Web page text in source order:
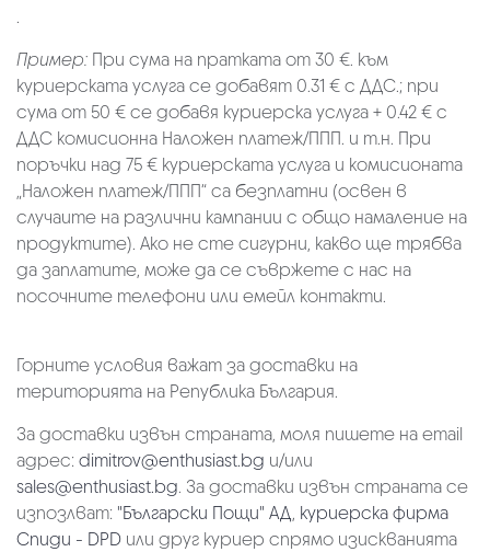
.
Пример: При сума на пратката от 30 €. към
куриерската услуга се добавят 0.31 € с ДДС.; при
сума от 50 € се добавя куриерска услуга + 0.42 € с
ДДС комисионна Наложен платеж/ППП. и т.н. При
поръчки над 75 € куриерската услуга и комисионата
„Наложен платеж/ППП“ са безплатни (освен в
случаите на различни кампании с общо намаление на
продуктите). Ако не сте сигурни, какво ще трябва
да заплатите, може да се съвржете с нас на
посочните телефони или емейл контакти.
Горните условия важат за доставки на
територията на Република България.
За доставки извън страната, моля пишете на email
адрес: dimitrov@enthusiast.bg и/или
sales@enthusiast.bg. За доставки извън страната се
изпозлват: "Български Пощи" АД, куриерска фирма
Спиди - DPD или друг куриер спрямо изискванията